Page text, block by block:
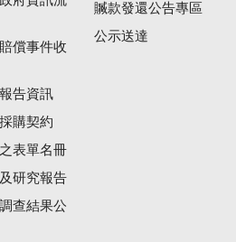
償事件收
告資訊
購契約
表單名冊
研究報告
查結果公
贓款發還公告專區
公示送達